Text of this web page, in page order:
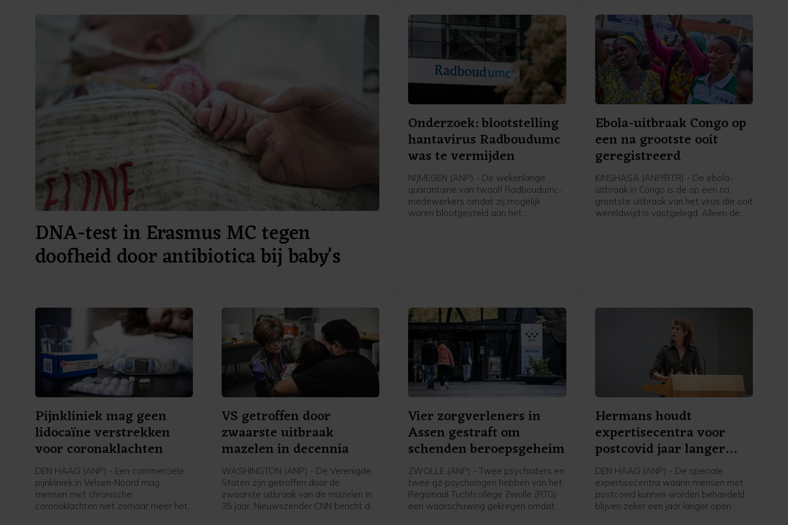
DNA-test in Erasmus MC tegen
doofheid door antibiotica bij baby's
Onderzoek: blootstelling
hantavirus Radboudumc
was te vermijden
NIJMEGEN (ANP) - De wekenlange
quarantaine van twaalf Radboudumc-
medewerkers omdat zij mogelijk
waren blootgesteld aan het
Ebola-uitbraak Congo op
een na grootste ooit
geregistreerd
KINSHASA (ANP/RTR) - De ebola-
uitbraak in Congo is de op een na
grootste uitbraak van het virus die ooit
wereldwijd is vastgelegd. Alleen de
Pijnkliniek mag geen
lidocaïne verstrekken
voor coronaklachten
DEN HAAG (ANP) - Een commerciële
pijnkliniek in Velsen-Noord mag
mensen met chronische
coronaklachten niet zomaar meer het
VS getroffen door
zwaarste uitbraak
mazelen in decennia
WASHINGTON (ANP) - De Verenigde
Staten zijn getroffen door de
zwaarste uitbraak van de mazelen in
35 jaar. Nieuwszender CNN bericht dat
Vier zorgverleners in
Assen gestraft om
schenden beroepsgeheim
ZWOLLE (ANP) - Twee psychiaters en
twee gz-psychologen hebben van het
Regionaal Tuchtcollege Zwolle (RTG)
een waarschuwing gekregen omdat
Hermans houdt
expertisecentra voor
postcovid jaar langer
open
DEN HAAG (ANP) - De speciale
expertisecentra waarin mensen met
postcovid kunnen worden behandeld,
blijven zeker een jaar langer open.